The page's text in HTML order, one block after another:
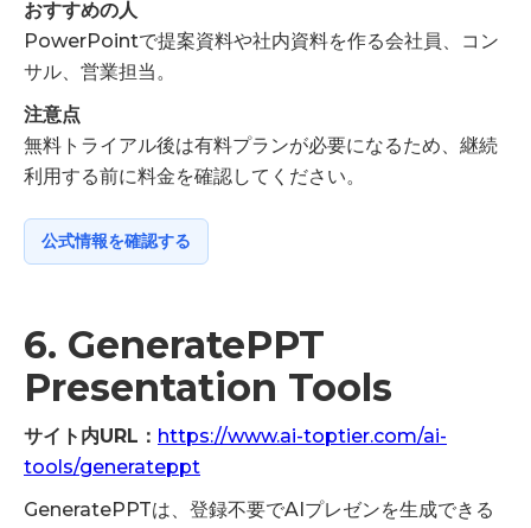
おすすめの人
PowerPointで提案資料や社内資料を作る会社員、コン
サル、営業担当。
注意点
無料トライアル後は有料プランが必要になるため、継続
利用する前に料金を確認してください。
公式情報を確認する
6. GeneratePPT
Presentation Tools
サイト内URL： https://www.ai-toptier.com/ai-
tools/generateppt
GeneratePPTは、登録不要でAIプレゼンを生成できる